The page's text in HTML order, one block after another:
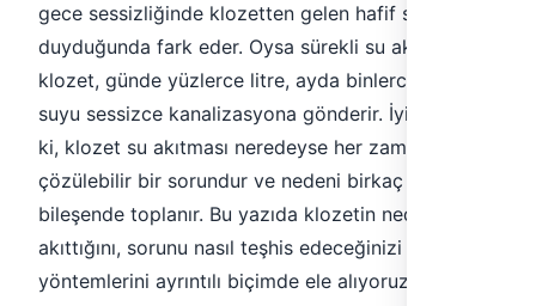
gece sessizliğinde klozetten gelen hafif su sesini
duyduğunda fark eder. Oysa sürekli su akıtan bir
klozet, günde yüzlerce litre, ayda binlerce litre
suyu sessizce kanalizasyona gönderir. İyi haber şu
ki, klozet su akıtması neredeyse her zaman
çözülebilir bir sorundur ve nedeni birkaç temel
bileşende toplanır. Bu yazıda klozetin neden su
akıttığını, sorunu nasıl teşhis edeceğinizi ve tamir
yöntemlerini ayrıntılı biçimde ele alıyoruz.